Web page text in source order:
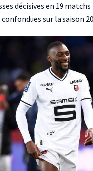
décisives en 19
sur la saison